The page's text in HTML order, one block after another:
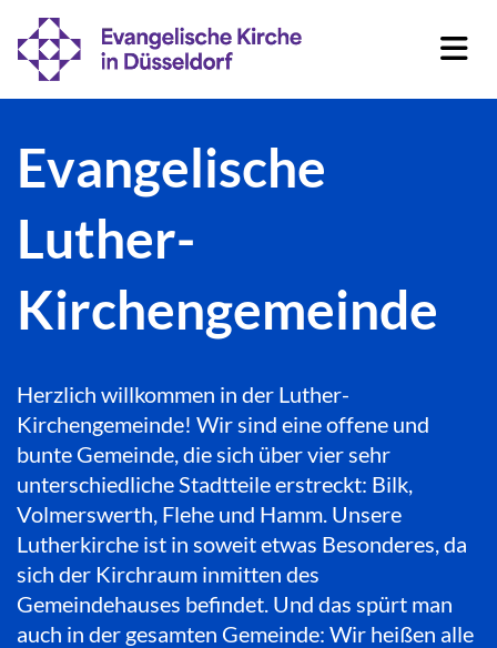
Evangelische
Luther-
Kirchengemeinde
Herzlich willkommen in der Luther-
Kirchengemeinde! Wir sind eine offene und
bunte Gemeinde, die sich über vier sehr
unterschiedliche Stadtteile erstreckt: Bilk,
Volmerswerth, Flehe und Hamm. Unsere
Lutherkirche ist in soweit etwas Besonderes, da
sich der Kirchraum inmitten des
Gemeindehauses befindet. Und das spürt man
auch in der gesamten Gemeinde: Wir heißen alle